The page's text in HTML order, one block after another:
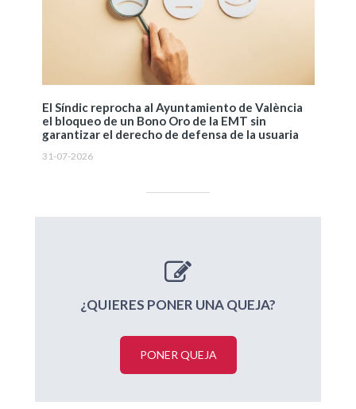
El Síndic reprocha al Ayuntamiento de València
el bloqueo de un Bono Oro de la EMT sin
garantizar el derecho de defensa de la usuaria
31-07-2026
¿QUIERES PONER UNA QUEJA?
PONER QUEJA